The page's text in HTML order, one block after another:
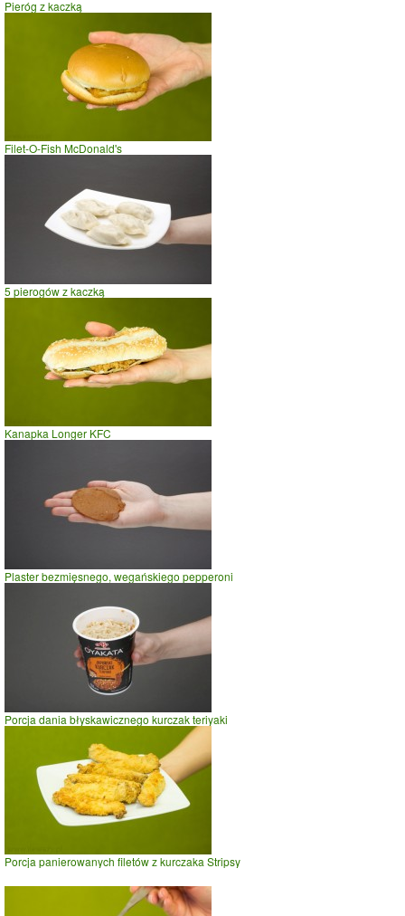
0
szybki taniec,trucht
prasowanie
prowadzenie samochodu
Pieróg z kaczką
Filet-O-Fish McDonald's
5 pierogów z kaczką
Kanapka Longer KFC
Plaster bezmięsnego, wegańskiego pepperoni
Porcja dania błyskawicznego kurczak teriyaki
Porcja panierowanych filetów z kurczaka Stripsy